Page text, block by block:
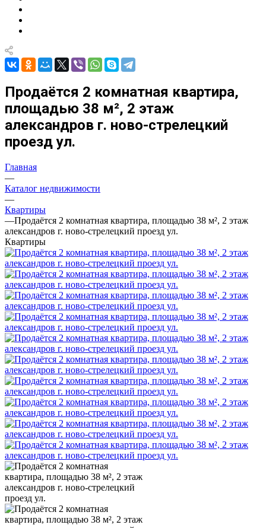
Продаётся 2 комнатная квартира,
площадью 38 м², 2 этаж
александров г. ново-стрелецкий
проезд ул.
Главная
—
Каталог недвижимости
—
Квартиры
—Продаётся 2 комнатная квартира, площадью 38 м², 2 этаж
александров г. ново-стрелецкий проезд ул.
Квартиры